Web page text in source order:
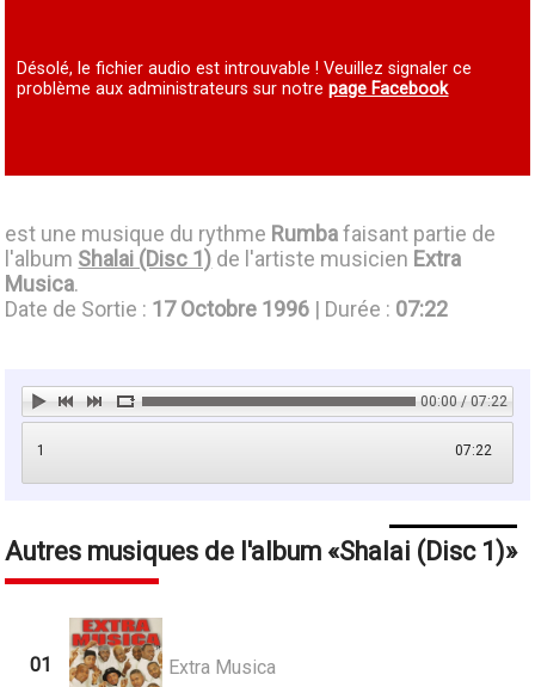
Désolé, le fichier audio est introuvable ! Veuillez signaler ce
problème aux administrateurs sur notrepage Facebook
est une musique du rythme Rumbafaisant partie de
l'album Shalai (Disc 1) de l'artiste musicien Extra
Musica.
Date de Sortie : 17 Octobre 1996 | Durée : 07:22
00:00 / 07:22
1 07:22
Autres musiques de l'album Shalai (Disc 1)
01 Extra Musica